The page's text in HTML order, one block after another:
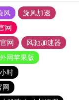
风
旋风加速
网
网
风驰加速器
网苹果版
时
网